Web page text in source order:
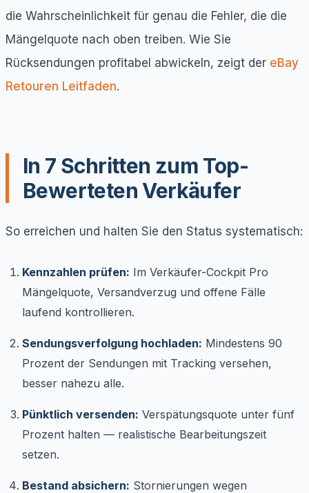
die Wahrscheinlichkeit für genau die Fehler, die die
Mängelquote nach oben treiben. Wie Sie
Rücksendungen profitabel abwickeln, zeigt der eBay
Retouren Leitfaden.
In 7 Schritten zum Top-
Bewerteten Verkäufer
So erreichen und halten Sie den Status systematisch:
Kennzahlen prüfen: Im Verkäufer-Cockpit Pro
Mängelquote, Versandverzug und offene Fälle
laufend kontrollieren.
Sendungsverfolgung hochladen: Mindestens 90
Prozent der Sendungen mit Tracking versehen,
besser nahezu alle.
Pünktlich versenden: Verspätungsquote unter fünf
Prozent halten — realistische Bearbeitungszeit
setzen.
Bestand absichern: Stornierungen wegen